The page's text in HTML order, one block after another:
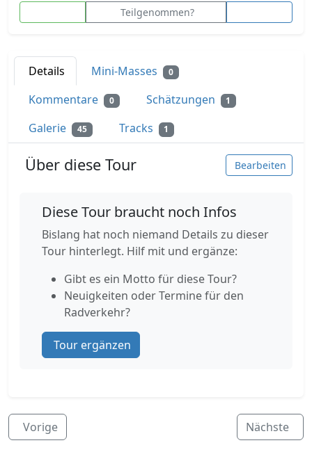
Teilgenommen?
Details Mini-Masses 0
Kommentare 0 Schätzungen 1
Galerie 45 Tracks 1
Über diese Tour Bearbeiten
Diese Tour braucht noch Infos
Bislang hat noch niemand Details zu dieser
Tour hinterlegt. Hilf mit und ergänze:
Gibt es ein Motto für diese Tour?
Neuigkeiten oder Termine für den
Radverkehr?
Tour ergänzen
Vorige Nächste